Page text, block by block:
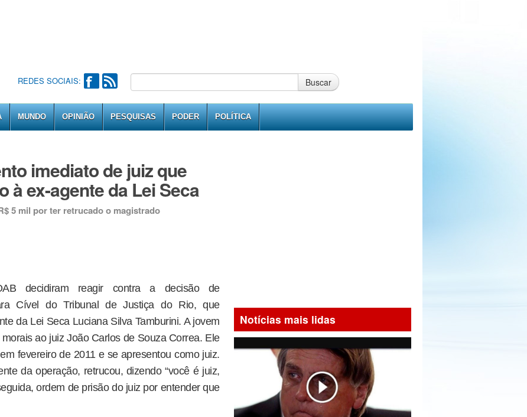
REDES SOCIAIS: Buscar
MUNDO OPINIÃO PESQUISAS PODER POLÍTICA
imediato de juiz que
à ex-agente da Lei Seca
5 mil por ter retrucado o magistrado
decidiram reagir contra a decisão de
Cível do Tribunal de Justiça do Rio, que
da Lei Seca Luciana Silva Tamburini. A jovem
ao juiz João Carlos de Souza Correa. Ele
fevereiro de 2011 e se apresentou como juiz.
da operação, retrucou, dizendo “você é juiz,
ordem de prisão do juiz por entender que
Notícias mais lidas